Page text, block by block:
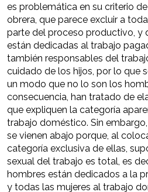
es problemática en su criterio
obrera, que parece excluir a
parte del proceso productivo, y
están dedicadas al trabajo
también responsables del
cuidado de los hijos, por lo que
un modo que no lo son los
consecuencia, han tratado de
que expliquen la categoría
trabajo doméstico. Sin
se vienen abajo porque, al
categoría exclusiva de ellas,
sexual del trabajo es total, es
hombres están dedicados a la
y todas las mujeres al trabajo